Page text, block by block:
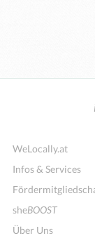
WeLocally.at
Infos & Services
sheBOOST
Über Uns